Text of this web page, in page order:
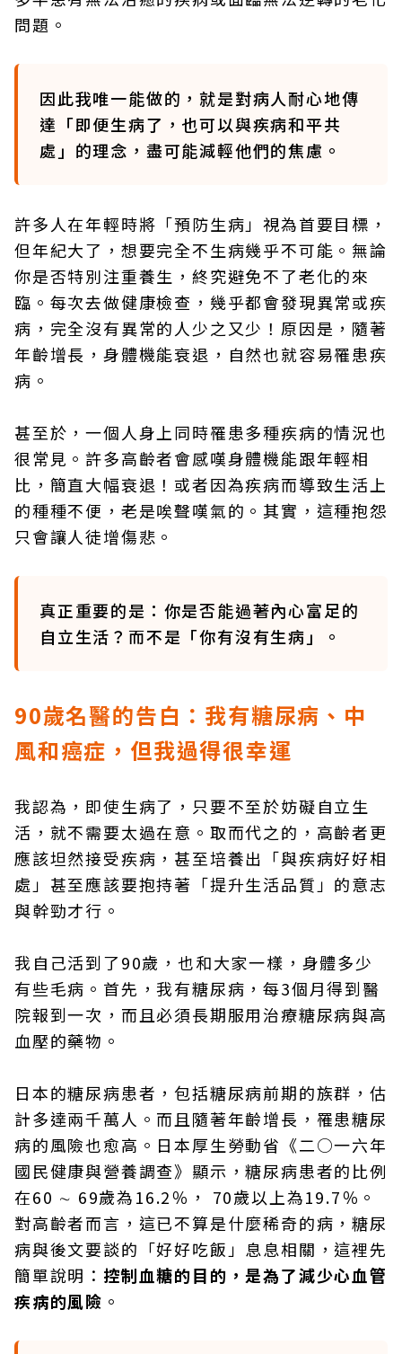
問題。
因此我唯一能做的，就是對病人耐心地傳
達「即便生病了，也可以與疾病和平共
處」的理念，盡可能減輕他們的焦慮。
許多人在年輕時將「預防生病」視為首要目標，
但年紀大了，想要完全不生病幾乎不可能。無論
你是否特別注重養生，終究避免不了老化的來
臨。每次去做健康檢查，幾乎都會發現異常或疾
病，完全沒有異常的人少之又少！原因是，隨著
年齡增長，身體機能衰退，自然也就容易罹患疾
病。
甚至於，一個人身上同時罹患多種疾病的情況也
很常見。許多高齡者會感嘆身體機能跟年輕相
比，簡直大幅衰退！或者因為疾病而導致生活上
的種種不便，老是唉聲嘆氣的。其實，這種抱怨
只會讓人徒增傷悲。
真正重要的是：你是否能過著內心富足的
自立生活？而不是「你有沒有生病」。
90歲名醫的告白：我有糖尿病、中
風和癌症，但我過得很幸運
我認為，即使生病了，只要不至於妨礙自立生
活，就不需要太過在意。取而代之的，高齡者更
應該坦然接受疾病，甚至培養出「與疾病好好相
處」甚至應該要抱持著「提升生活品質」的意志
與幹勁才行。
我自己活到了90歲，也和大家一樣，身體多少
有些毛病。首先，我有糖尿病，每3個月得到醫
院報到一次，而且必須長期服用治療糖尿病與高
血壓的藥物。
日本的糖尿病患者，包括糖尿病前期的族群，估
計多達兩千萬人。而且隨著年齡增長，罹患糖尿
病的風險也愈高。日本厚生勞動省《二○一六年
國民健康與營養調查》顯示，糖尿病患者的比例
在60 ∼ 69歲為16.2％， 70歲以上為19.7％。
對高齡者而言，這已不算是什麼稀奇的病，糖尿
病與後文要談的「好好吃飯」息息相關，這裡先
簡單說明： 控制血糖的目的，是為了減少心血管
疾病的風險 。